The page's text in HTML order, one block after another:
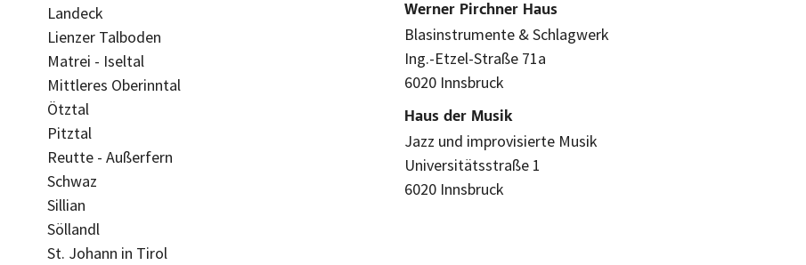
Landeck
Lienzer Talboden
Matrei - Iseltal
Mittleres Oberinntal
Ötztal
Pitztal
Reutte - Außerfern
Schwaz
Sillian
Söllandl
St. Johann in Tirol
Werner Pirchner Haus
Blasinstrumente & Schlagwerk
Ing.-Etzel-Straße 71a
6020 Innsbruck
Haus der Musik
Jazz und improvisierte Musik
Universitätsstraße 1
6020 Innsbruck